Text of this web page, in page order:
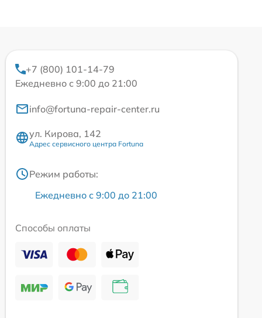
+7 (800) 101-14-79
Ежедневно с 9:00 до 21:00
info@fortuna-repair-center.ru
ул. Кирова, 142
Адрес сервисного центра Fortuna
Режим работы:
Ежедневно с 9:00 до 21:00
Способы оплаты